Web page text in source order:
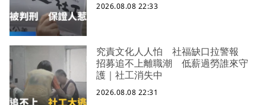
2026.08.08 22:33
究責文化人人怕 社福缺口拉警報
招募追不上離職潮 低薪過勞誰來守
護｜社工消失中
2026.08.08 22:31